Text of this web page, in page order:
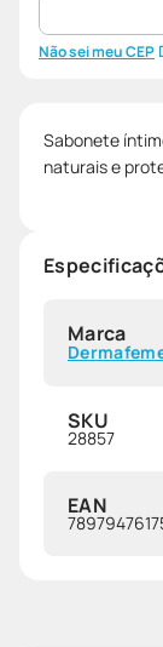
Não sei meu CEP
Sabonete
naturais e
Marca
SKU
28857
EAN